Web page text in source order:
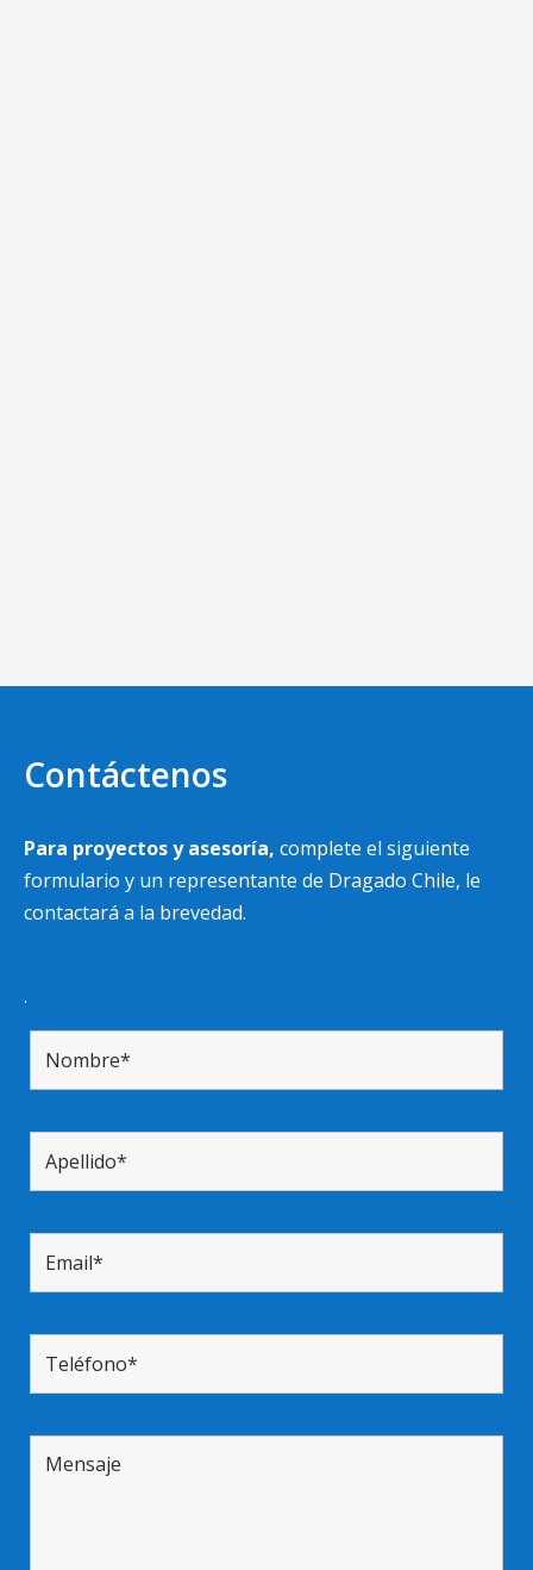
Contáctenos
Para proyectos y asesoría, complete el siguiente
formulario y un representante de Dragado Chile, le
contactará a la brevedad.
.